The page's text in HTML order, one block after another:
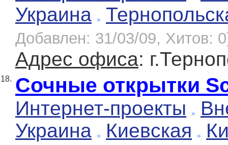
Украина
Добавлен: 31/03/09, Хитов:
Адрес офиса:
18. Сочные открытки
Интернет-проекты
Украина
Киевская